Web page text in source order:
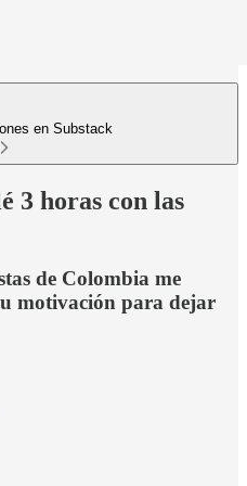
en Substack
3 horas con las
de Colombia me
motivación para dejar